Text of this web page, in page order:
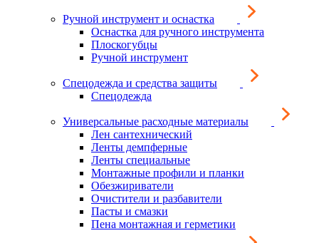
Ручной инструмент и оснастка
Оснастка для ручного инструмента
Плоскогубцы
Ручной инструмент
Спецодежда и средства защиты
Спецодежда
Универсальные расходные материалы
Лен сантехнический
Ленты демпферные
Ленты специальные
Монтажные профили и планки
Обезжириватели
Очистители и разбавители
Пасты и смазки
Пена монтажная и герметики